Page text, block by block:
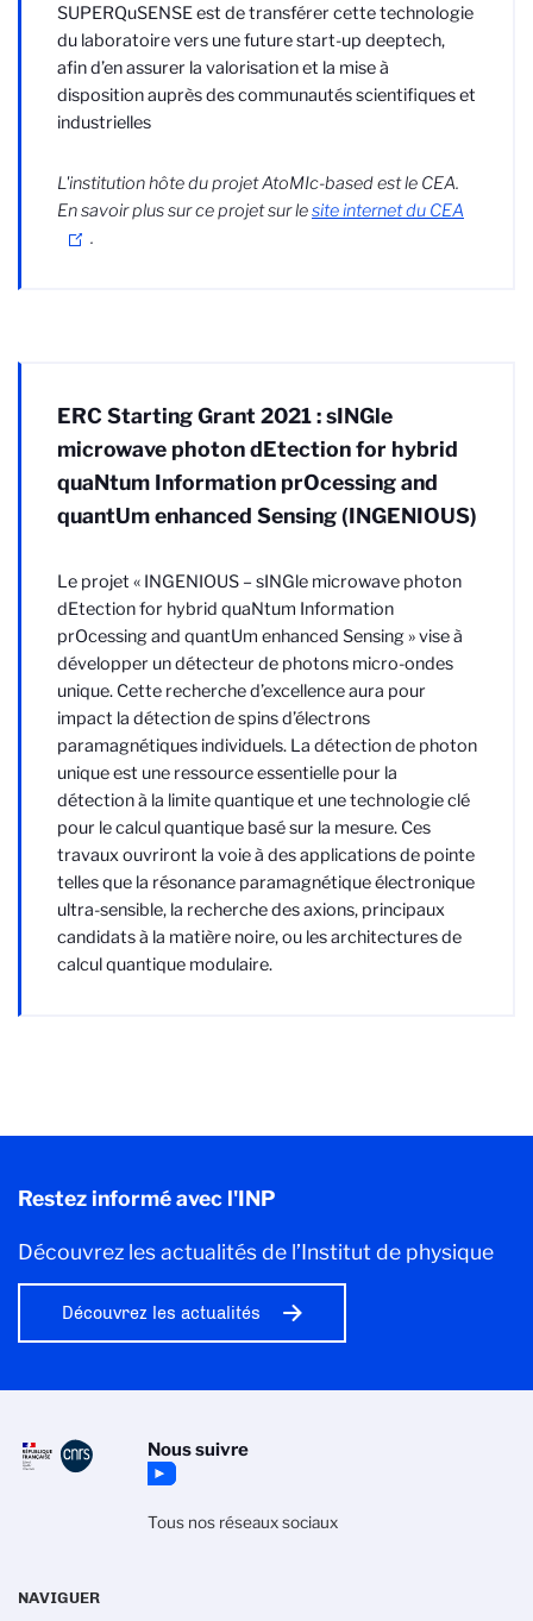
SUPERQuSENSE est de transférer cette technologie
du laboratoire vers une future start-up deeptech,
afin d’en assurer la valorisation et la mise à
disposition auprès des communautés scientifiques et
industrielles
L'institution hôte du projet AtoMIc-based est le CEA.
En savoir plus sur ce projet sur lesite internet du CEA
.
ERC Starting Grant 2021 : sINGle
microwave photon dEtection for hybrid
quaNtum Information prOcessing and
quantUm enhanced Sensing (INGENIOUS)
Le projet « INGENIOUS – sINGle microwave photon
dEtection for hybrid quaNtum Information
prOcessing and quantUm enhanced Sensing » vise à
développer un détecteur de photons micro-ondes
unique. Cette recherche d’excellence aura pour
impact la détection de spins d’électrons
paramagnétiques individuels. La détection de photon
unique est une ressource essentielle pour la
détection à la limite quantique et une technologie clé
pour le calcul quantique basé sur la mesure. Ces
travaux ouvriront la voie à des applications de pointe
telles que la résonance paramagnétique électronique
ultra-sensible, la recherche des axions, principaux
candidats à la matière noire, ou les architectures de
calcul quantique modulaire.
Restez informé avec l'INP
Découvrez les actualités de l’Institut de physique
Découvrez les actualités
Nous suivre
Tous nos réseaux sociaux
NAVIGUER